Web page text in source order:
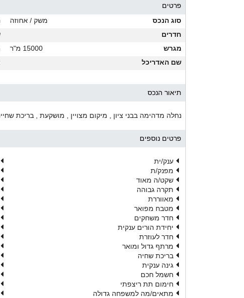
פרטים
סוג הנכס
משק / אחוזה
חדרים
מגרש
15000 מ"ר
שם האדריכל
תיאור הנכס
נחלה מדהימה בבני ציון , מיקום מצויין , מושקעת , בריכת
פרטים נוספים
ענק/ית
מפנק/ת
שקט/ה מאוד
תקרה גבוהה
מאווררת
מטבח מפואר
חדר משחקים
יחידת הורים ענקית
חדר לעוזרת
מרתף גדול ומואר
בריכת שחיה
גינה ענקית
חשמל חכם
חימום תת ריצפתי
מתאים/מה למשפחה גדולה